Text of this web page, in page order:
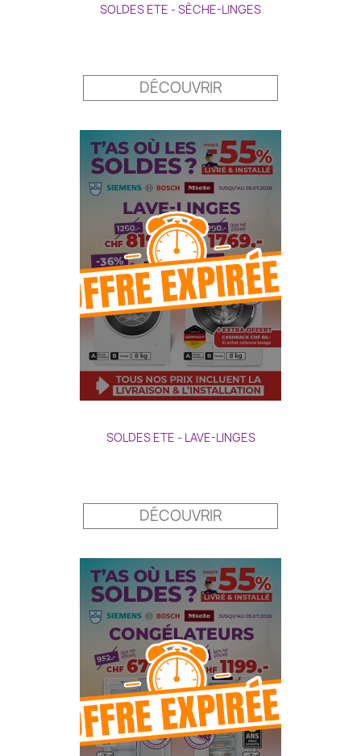
SOLDES ETE - SÈCHE-LINGES
DÉCOUVRIR
SOLDES ETE - LAVE-LINGES
DÉCOUVRIR